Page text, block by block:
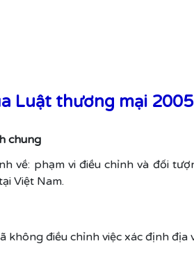
Luật thương mại 2005
chung
về: phạm vi điều chỉnh và đối
Việt Nam.
không điều chỉnh việc xác định